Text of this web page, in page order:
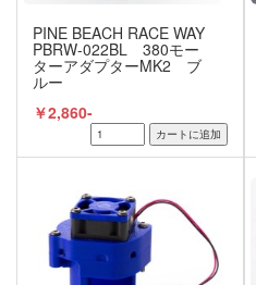
PINE BEACH RACE WAY
PBRW-022BL 380モー
ターアダプターMK2 ブ
ルー
￥2,860-